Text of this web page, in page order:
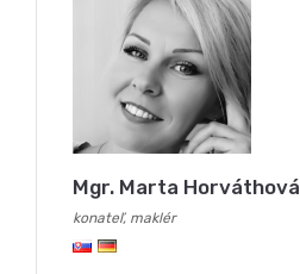
Mgr. Marta Horváthová
konateľ, maklér